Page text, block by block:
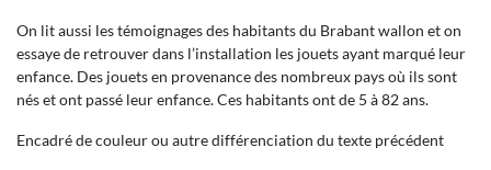
On lit aussi les témoignages des habitants du Brabant wallon et on
essaye de retrouver dans l’installation les jouets ayant marqué leur
enfance. Des jouets en provenance des nombreux pays où ils sont
nés et ont passé leur enfance. Ces habitants ont de 5 à 82 ans.
Encadré de couleur ou autre différenciation du texte précédent